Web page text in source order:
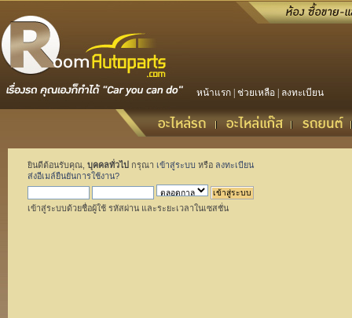
หน้าแรก ช่วยเหลือ ลงทะเบียน
ยินดีต้อนรับคุณ, บุคคลทั่วไป กรุณา เข้าสู่ระบบ หรือ ลงทะเบียน
ส่งอีเมล์ยืนยันการใช้งาน?
เข้าสู่ระบบด้วยชื่อผู้ใช้ รหัสผ่าน และระยะเวลาในเซสชั่น